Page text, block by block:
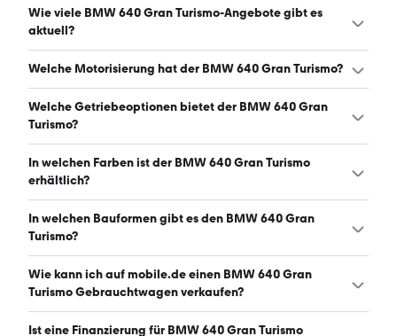
Ein guter Preis für einen BMW 640 Gran Turismo liegt
zwischen 29.898 € und 41.195 €. (Stand: 7.8.2026)
Wie viele BMW 640 Gran Turismo-Angebote gibt es
aktuell?
Es gibt insgesamt 67 BMW 640 Gran Turismo bei
(Stand: 7.8.2026)
Welche Motorisierung hat der BMW 640 Gran Turismo?
Der BMW 640 Gran Turismo hat Leistungen zwischen 320
und 340 PS. (Stand: 7.8.2026)
Welche Getriebeoptionen bietet der BMW 640 Gran
Turismo?
Der BMW 640 Gran Turismo ist mit automatischem
Getriebe erhältlich. (Stand: 7.8.2026)
In welchen Farben ist der BMW 640 Gran Turismo
erhältlich?
Den BMW 640 Gran Turismo gibt es in folgenden Farben:
schwarz, grau, weiß, blau, rot, beige und braun. Die
In welchen Bauformen gibt es den BMW 640 Gran
Turismo?
Den BMW 640 Gran Turismo gibt es in folgenden
Bauformen: Limousine. (Stand: 7.8.2026)
Wie kann ich auf mobile.de einen BMW 640 Gran
Turismo Gebrauchtwagen verkaufen?
Alle Informationen zum Verkauf an mobile.de-
Ist eine Finanzierung für BMW 640 Gran Turismo